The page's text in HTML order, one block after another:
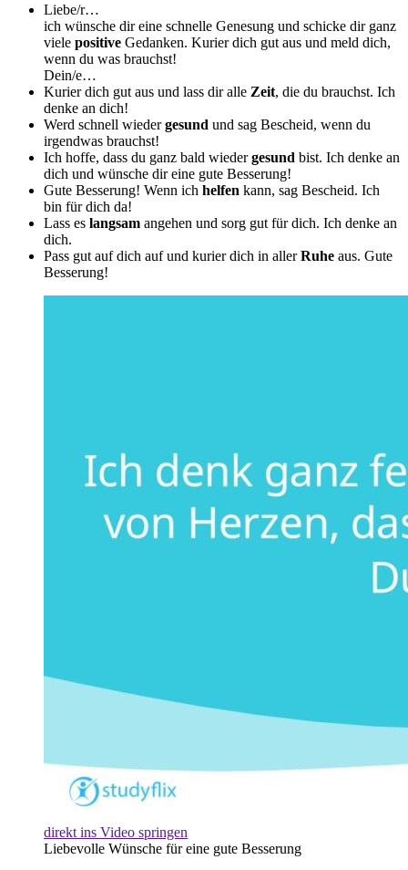
Liebe/r…
ich wünsche dir eine schnelle Genesung und schicke dir ganz
viele positive Gedanken. Kurier dich gut aus und meld dich,
wenn du was brauchst!
Dein/e…
Kurier dich gut aus und lass dir alle Zeit, die du brauchst. Ich
denke an dich!
Werd schnell wiedergesund und sag Bescheid, wenn du
irgendwas brauchst!
Ich hoffe, dass du ganz bald wiedergesund bist. Ich denke an
dich und wünsche dir eine gute Besserung!
Gute Besserung! Wenn ich helfen kann, sag Bescheid. Ich
bin für dich da!
Lass es langsam angehen und sorg gut für dich. Ich denke an
dich.
Pass gut auf dich auf und kurier dich in allerRuhe aus. Gute
Besserung!
direkt ins Video springen
Liebevolle Wünsche für eine gute Besserung